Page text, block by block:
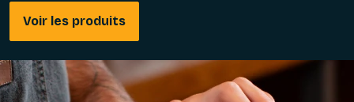
Voir les produits